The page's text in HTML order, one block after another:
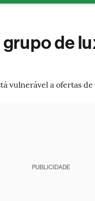
de
vulnerável a ofertas
PUBLICIDADE